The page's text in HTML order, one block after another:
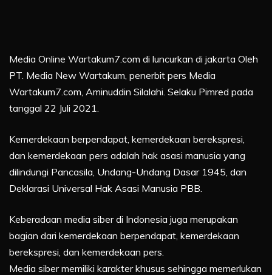
Media Online Wartakum7.com di luncurkan di jakarta Oleh
PT. Media New Wartakum, penerbit pers Media
Wartakum7.com, Aminuddin Silalahi. Selaku Pimred pada
tanggal 22 Juli 2021.
Kemerdekaan berpendapat, kemerdekaan berekspresi,
dan kemerdekaan pers adalah hak asasi manusia yang
dilindungi Pancasila, Undang-Undang Dasar 1945, dan
Deklarasi Universal Hak Asasi Manusia PBB.
Keberadaan media siber di Indonesia juga merupakan
bagian dari kemerdekaan berpendapat, kemerdekaan
berekspresi, dan kemerdekaan pers.
Media siber memiliki karakter khusus sehingga memerlukan